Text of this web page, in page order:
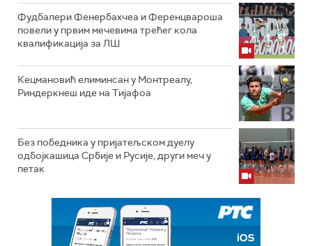
Фудбалери Фенербахчеа и Ференцвароша
повели у првим мечевима трећег кола
квалификација за ЛШ
Кецмановић елиминсан у Монтреалу,
Риндеркнеш иде на Тијафоа
Без победника у пријатељском дуелу
одбојкашица Србије и Русије, други меч у
петак